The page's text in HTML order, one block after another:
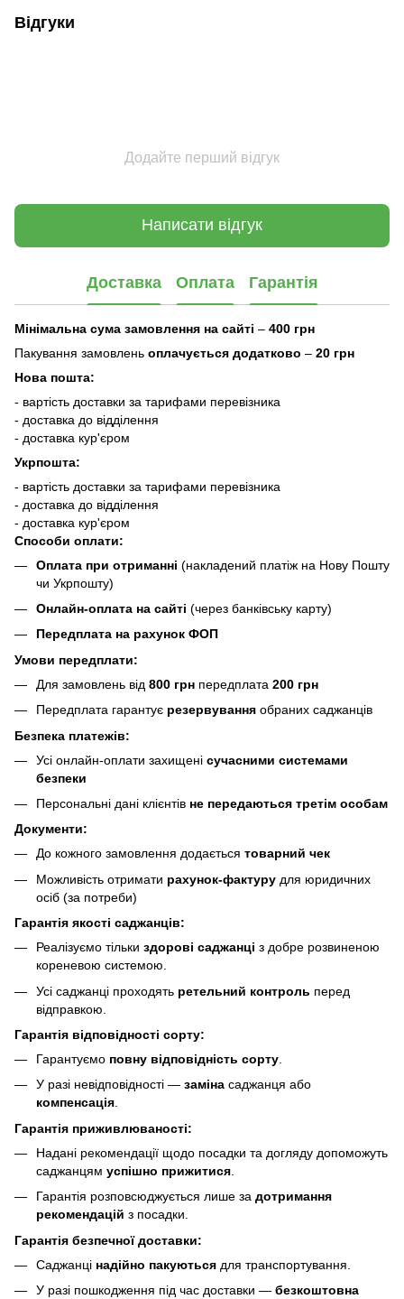
Відгуки
Додайте перший відгук
Написати відгук
Доставка Оплата Гарантія
Мінімальна сума замовлення на сайті – 400 грн
Пакування замовлень оплачується додатково – 20 грн
Нова пошта:
- вартість доставки за тарифами перевізника
- доставка до відділення
- доставка кур'єром
Укрпошта:
- вартість доставки за тарифами перевізника
- доставка до відділення
- доставка кур'єром
Способи оплати:
Оплата при отриманні (накладений платіж на Нову Пошту
чи Укрпошту)
Онлайн-оплата на сайті (через банківську карту)
Передплата на рахунок ФОП
Умови передплати:
Для замовлень від 800 грн передплата 200 грн
Передплата гарантує резервування обраних саджанців
Безпека платежів:
Усі онлайн-оплати захищені сучасними системами
безпеки
Персональні дані клієнтів не передаються третім особам
Документи:
До кожного замовлення додається товарний чек
Можливість отримати рахунок-фактуру для юридичних
осіб (за потреби)
Гарантія якості саджанців:
Реалізуємо тільки здорові саджанці з добре розвиненою
кореневою системою.
Усі саджанці проходять ретельний контроль перед
відправкою.
Гарантія відповідності сорту:
Гарантуємо повну відповідність сорту
У разі невідповідності — заміна саджанця або
компенсація.
Гарантія приживлюваності:
Надані рекомендації щодо посадки та догляду допоможуть
саджанцям успішно прижитися
Гарантія розповсюджується лише за дотримання
рекомендацій з посадки.
Гарантія безпечної доставки:
Саджанці надійно пакуються для транспортування.
У разі пошкодження під час доставки — безкоштовна